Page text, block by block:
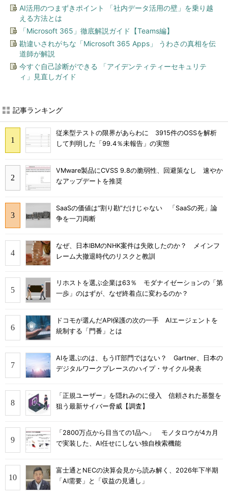
AI活用のつまずきポイント 「社内データ活用の壁」を乗り越
える方法とは
「Microsoft 365」徹底解説ガイド【Teams編】
勘違いされがちな「Microsoft 365 Apps」 うわさの真相を伝
道師が解説
今すぐ自己診断ができる 「アイデンティティーセキュリテ
ィ」見直しガイド
記事ランキング
従来型テストの限界があらわに 3915件のOSSを解析
して判明した「99.4％未報告」の実態
VMware製品にCVSS 9.8の脆弱性、回避策なし 速やか
なアップデートを推奨
SaaSの価値は“割り勘”だけじゃない 「SaaSの死」論
争を一刀両断
なぜ、日本IBMのNHK案件は失敗したのか？ メインフ
レーム大撤退時代のリスクと教訓
リホストを選ぶ企業は63％ モダナイゼーションの「第
一歩」のはずが、なぜ終着点に変わるのか？
ドコモが選んだAPI保護の次の一手 AIエージェントを
統制する「門番」とは
AIを選ぶのは、もうIT部門ではない？ Gartner、日本の
デジタルワークプレースのハイプ・サイクル発表
「正規ユーザー」を隠れみのに侵入 信頼された基盤を
狙う最新サイバー脅威【調査】
「2800万点から目当ての1品へ」 モノタロウが4カ月
で実装した、AI任せにしない独自検索機能
富士通とNECの決算会見から読み解く、2026年下半期
「AI需要」と「収益の見通し」